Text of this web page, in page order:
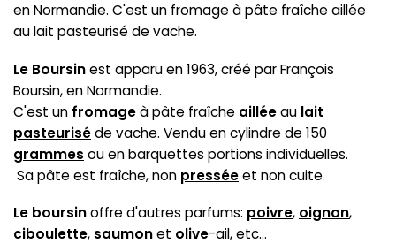
en Normandie. C'est un fromage à pâte fraîche aillée
au lait pasteurisé de vache.
Le Boursinest apparu en 1963, créé par François
Boursin, en Normandie.
C'est un fromageà pâte fraîche ailléeau lait
pasteuriséde vache. Vendu en cylindre de 150
grammes ou en barquettes portions individuelles.
Sa pâte est fraîche, non presséeet non cuite.
Le boursinoffre d'autres parfums: poivre, oignon,
ciboulette,saumonet olive-ail, etc...